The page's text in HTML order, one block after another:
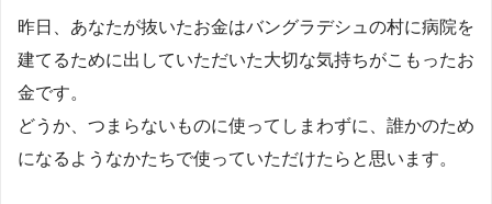
昨日、あなたが抜いたお金はバングラデシュの村に病院を
建てるために出していただいた大切な気持ちがこもったお
金です。
どうか、つまらないものに使ってしまわずに、誰かのため
になるようなかたちで使っていただけたらと思います。